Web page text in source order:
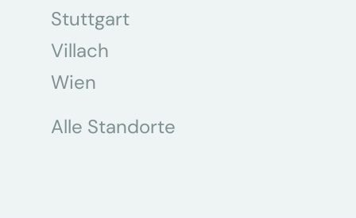
Stuttgart
Villach
Wien
Alle Standorte